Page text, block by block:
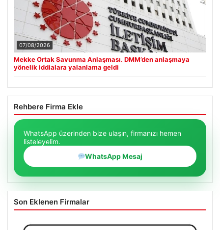
07/08/2026
Mekke Ortak Savunma Anlaşması. DMM’den anlaşmaya
yönelik iddialara yalanlama geldi
Rehbere Firma Ekle
WhatsApp üzerinden bize ulaşın, firmanızı hemen
listeleyelim.
WhatsApp Mesaj
Son Eklenen Firmalar